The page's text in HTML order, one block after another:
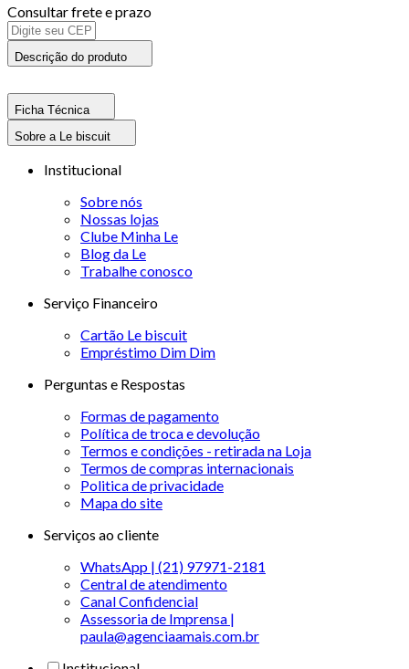
Consultar frete e prazo
Descrição do produto
Ficha Técnica
Sobre a Le biscuit
Institucional
Sobre nós
Nossas lojas
Clube Minha Le
Blog da Le
Trabalhe conosco
Serviço Financeiro
Cartão Le biscuit
Empréstimo Dim Dim
Perguntas e Respostas
Formas de pagamento
Política de troca e devolução
Termos e condições - retirada na Loja
Termos de compras internacionais
Politica de privacidade
Mapa do site
Serviços ao cliente
WhatsApp | (21) 97971-2181
Central de atendimento
Canal Confidencial
Assessoria de Imprensa |
paula@agenciaamais.com.br